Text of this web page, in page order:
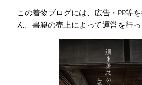
この着物ブログには、広告・PR等
ん。書籍の売上によって運営を行っ